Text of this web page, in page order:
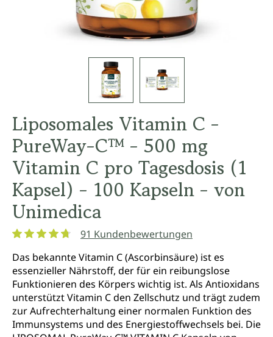
Liposomales Vitamin C -
PureWay-C™ - 500 mg
Vitamin C pro Tagesdosis (1
Kapsel) - 100 Kapseln - von
Unimedica
91 Kundenbewertungen
Das bekannte Vitamin C (Ascorbinsäure) ist es
essenzieller Nährstoff, der für ein reibungslose
Funktionieren des Körpers wichtig ist. Als Antioxidans
unterstützt Vitamin C den Zellschutz und trägt zudem
zur Aufrechterhaltung einer normalen Funktion des
Immunsystems und des Energiestoffwechsels bei. Die